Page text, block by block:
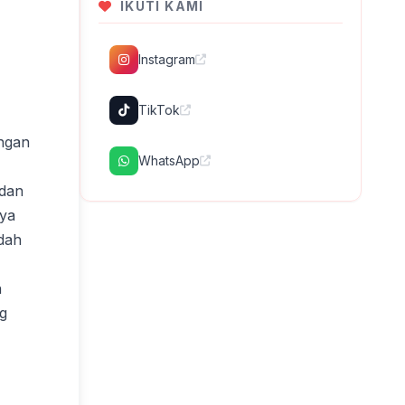
IKUTI KAMI
Instagram
TikTok
WhatsApp